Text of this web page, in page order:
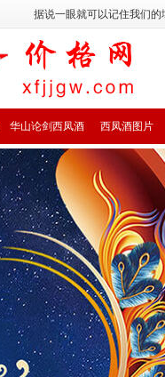
据说一眼就可以记住我们
华山论剑西凤酒 西凤酒图片